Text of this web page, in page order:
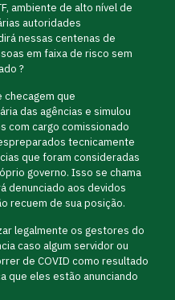
ambiente de alto nível de
autoridades
nessas centenas de
em faixa de risco sem
?
checagem que
das agências e simulou
com cargo comissionado
tecnicamente
que foram consideradas
governo. Isso se chama
denunciado aos devidos
recuem de sua posição.
legalmente os gestores do
caso algum servidor ou
de COVID como resultado
que eles estão anunciando